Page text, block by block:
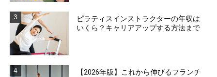
ピラティスインストラクターの年収は
いくら？キャリアアップする方法まで
【2026年版】これから伸びるフランチ